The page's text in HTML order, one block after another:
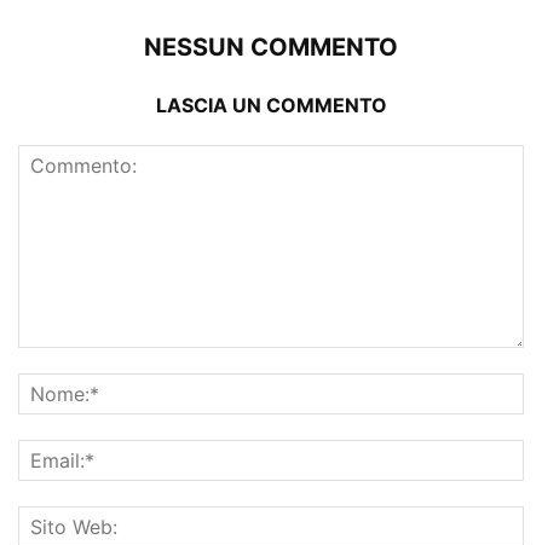
NESSUN COMMENTO
LASCIA UN COMMENTO